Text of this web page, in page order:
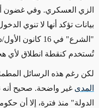
الزي العسكري. وفي غضون
بيانات تؤكد أنها لا تنوي
"الشرع" في 16
تُستخدم كنقطة انطلاق لأي
لكن رغم هذه الرسائل
المدى غير واضحة. صحيح أنه
الدولة" منذ فترة، إلا أن